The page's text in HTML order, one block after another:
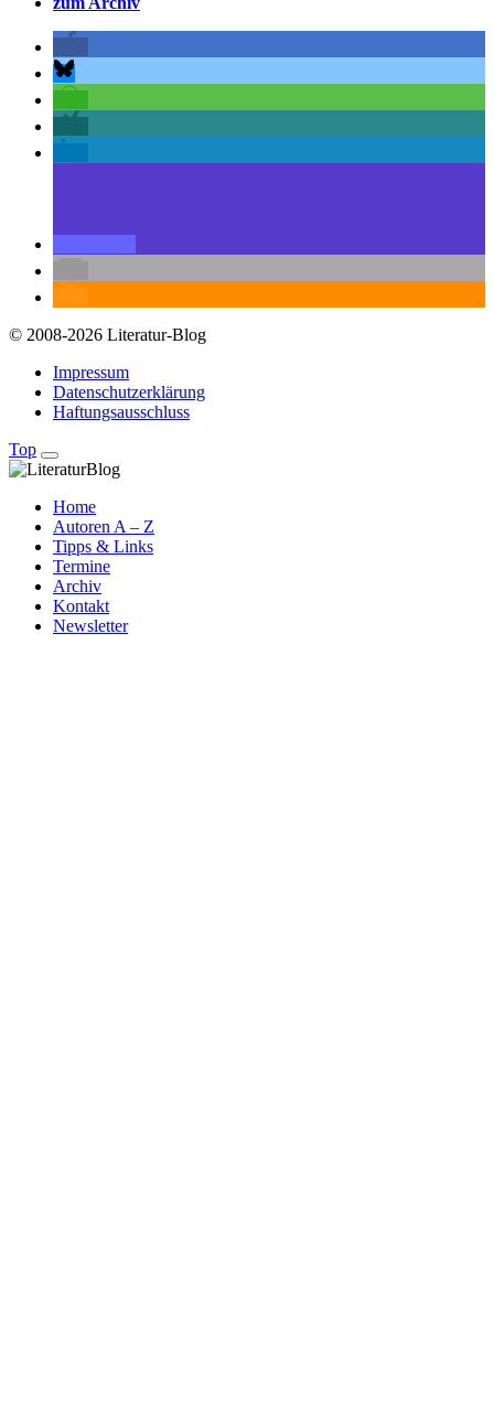
© 2008-2026 Literatur-Blog
Impressum
Datenschutzerklärung
Haftungsausschluss
Top
Home
Autoren A – Z
Tipps & Links
Termine
Archiv
Kontakt
Newsletter